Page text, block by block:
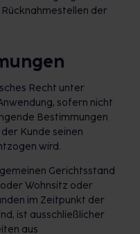
der
Recht unter
sofern nicht
Bestimmungen
Kunde seinen
wird.
Gerichtsstand
Wohnsitz oder
im Zeitpunkt der
ist ausschließlicher
aus